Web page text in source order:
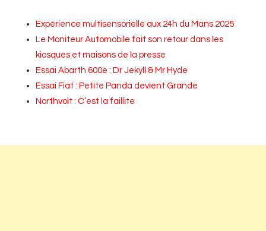
Expérience multisensorielle aux 24h du Mans 2025
Le Moniteur Automobile fait son retour dans les
kiosques et maisons de la presse
Essai Abarth 600e : Dr Jekyll & Mr Hyde
Essai Fiat : Petite Panda devient Grande
Northvolt : C’est la faillite